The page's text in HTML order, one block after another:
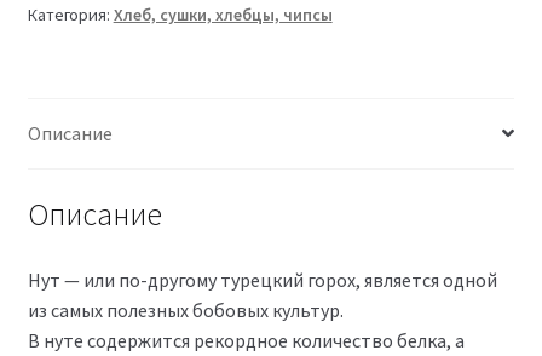
сметана
Shelldon
Категория: Хлеб, сушки, хлебцы, чипсы
Описание
Описание
Нут — или по-другому турецкий горох, является одной
из самых полезных бобовых культур.
В нуте содержится рекордное количество белка, а